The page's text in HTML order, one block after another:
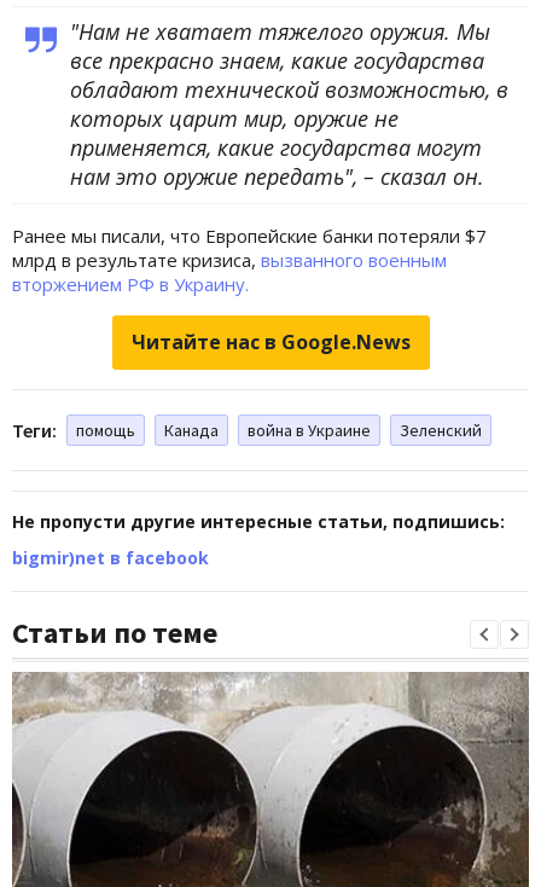
"Нам не хватает тяжелого оружия. Мы
все прекрасно знаем, какие государства
обладают технической возможностью, в
которых царит мир, оружие не
применяется, какие государства могут
нам это оружие передать", – сказал он.
Ранее мы писали, что Европейские банки потеряли $7
млрд в результате кризиса, вызванного военным
вторжением РФ в Украину.
Читайте нас в Google.News
Теги: помощь Канада война в Украине Зеленский
Не пропусти другие интересные статьи, подпишись:
bigmir)net в facebook
Статьи по теме